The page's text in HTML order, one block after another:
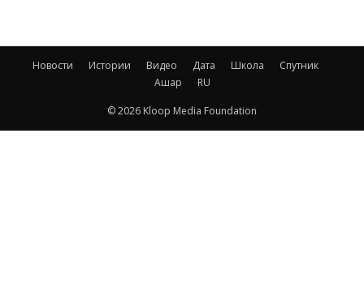
Новости Истории Видео Дата Школа
Спутник
Ашар
RU
© 2026 Kloop Media Foundation